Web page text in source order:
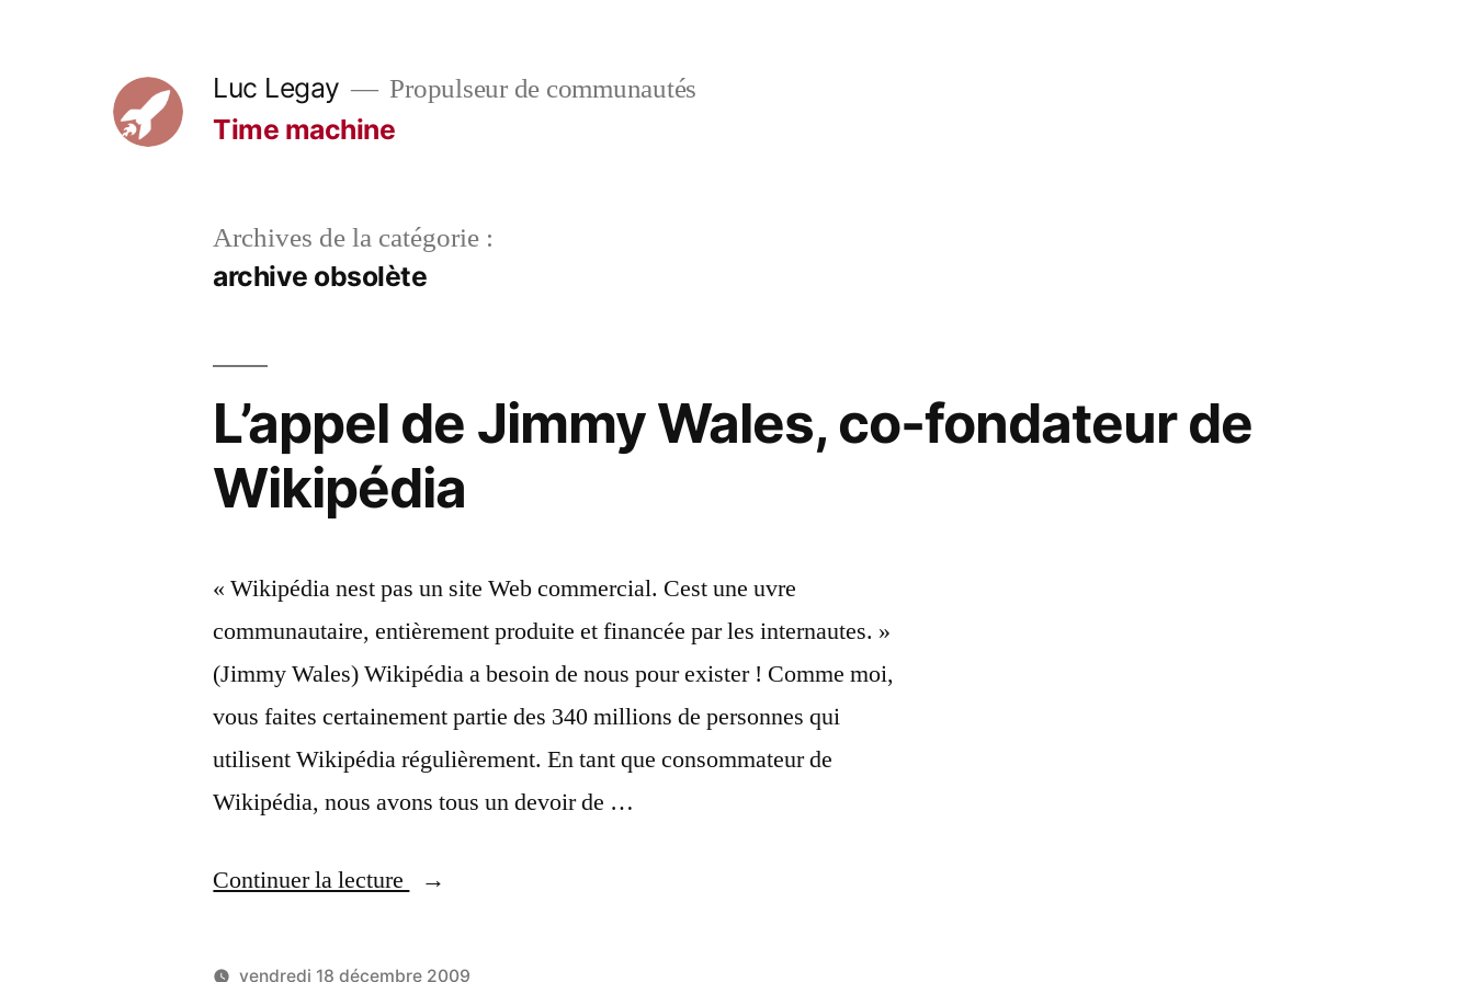
Luc Legay Propulseur de communautés
Time machine
Archives de la catégorie :
archive obsolète
L’appel de Jimmy Wales, co-fondateur de
Wikipédia
« Wikipédia nest pas un site Web commercial. Cest une uvre
communautaire, entièrement produite et financée par les internautes. »
(Jimmy Wales) Wikipédia a besoin de nous pour exister ! Comme moi,
vous faites certainement partie des 340 millions de personnes qui
utilisent Wikipédia régulièrement. En tant que consommateur de
Wikipédia, nous avons tous un devoir de …
Continuer la lecture
« L’appel
Jimmy
vendredi 18 décembre 2009